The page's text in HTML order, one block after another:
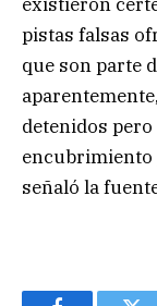
pistas falsas
que son parte
detenidos
encubrimiento
señaló la